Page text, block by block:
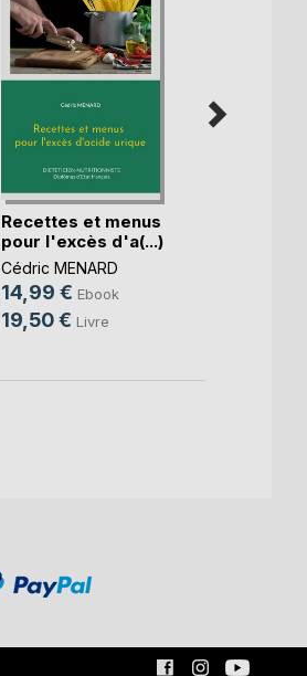
Recettes et menus
pour l'excès d'a(...)
Cédric MENARD
14,99 € Ebook
19,50 € Livre